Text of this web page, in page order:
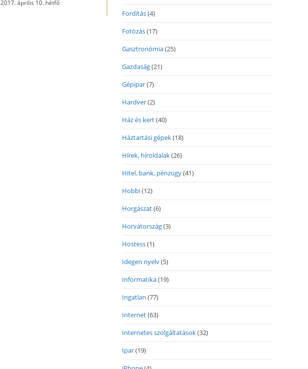
2017. április 10. hétfő
Fordítás(4)
Fotózás(17)
Gasztronómia(25)
Gazdaság(21)
Gépipar(7)
Hardver(2)
Ház és kert(40)
Háztartási gépek(18)
Hírek, híroldalak(26)
Hitel, bank, pénzügy(41)
Hobbi(12)
Horgászat(6)
Horvátország(3)
Hostess(1)
Idegen nyelv(5)
Informatika(19)
Ingatlan (77)
Internet(63)
Internetes szolgáltatások(32)
Ipar(19)